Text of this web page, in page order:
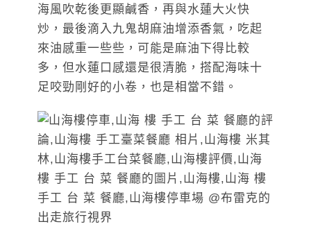
海風吹乾後更顯鹹香，再與水蓮大火快
炒，最後滴入九鬼胡麻油增添香氣，吃起
來油感重一些些，可能是麻油下得比較
多，但水蓮口感還是很清脆，搭配海味十
足咬勁剛好的小卷，也是相當不錯。